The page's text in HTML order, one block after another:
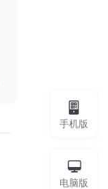
手机版
电脑版